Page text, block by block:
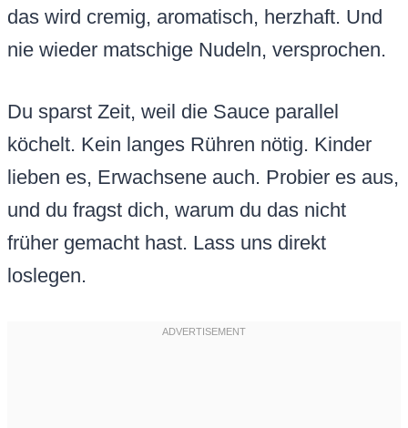
das wird cremig, aromatisch, herzhaft. Und
nie wieder matschige Nudeln, versprochen.
Du sparst Zeit, weil die Sauce parallel
köchelt. Kein langes Rühren nötig. Kinder
lieben es, Erwachsene auch. Probier es aus,
und du fragst dich, warum du das nicht
früher gemacht hast. Lass uns direkt
loslegen.